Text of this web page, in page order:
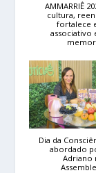
AMMARRIÊ
cultura,
fortalece
associativo
Dia da
abordado
Adriano